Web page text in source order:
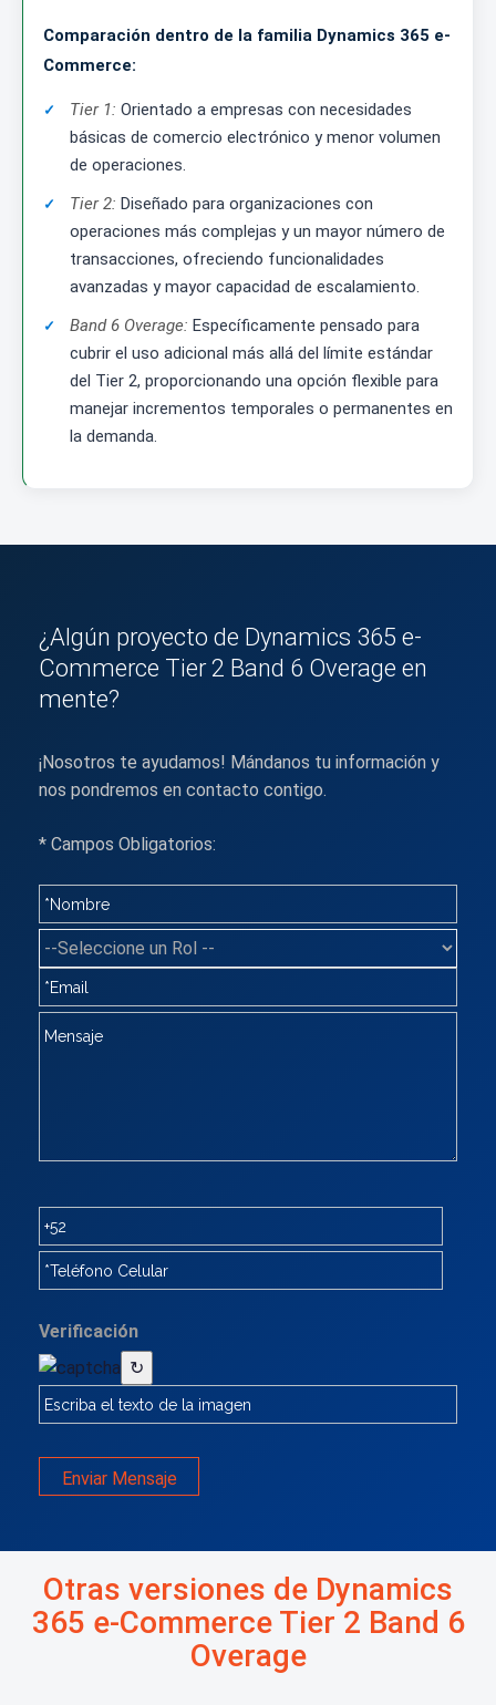
Comparación dentro de la familia Dynamics 365 e-
Commerce:
Tier 1: Orientado a empresas con necesidades
básicas de comercio electrónico y menor volumen
de operaciones.
Tier 2: Diseñado para organizaciones con
operaciones más complejas y un mayor número de
transacciones, ofreciendo funcionalidades
avanzadas y mayor capacidad de escalamiento.
Band 6 Overage: Específicamente pensado para
cubrir el uso adicional más allá del límite estándar
del Tier 2, proporcionando una opción flexible para
manejar incrementos temporales o permanentes en
la demanda.
¿Algún proyecto de Dynamics 365 e-
Commerce Tier 2 Band 6 Overage en
mente?
¡Nosotros te ayudamos! Mándanos tu información y
nos pondremos en contacto contigo.
* Campos Obligatorios:
Verificación
↻
Enviar Mensaje
Otras versiones de Dynamics
365 e-Commerce Tier 2 Band 6
Overage